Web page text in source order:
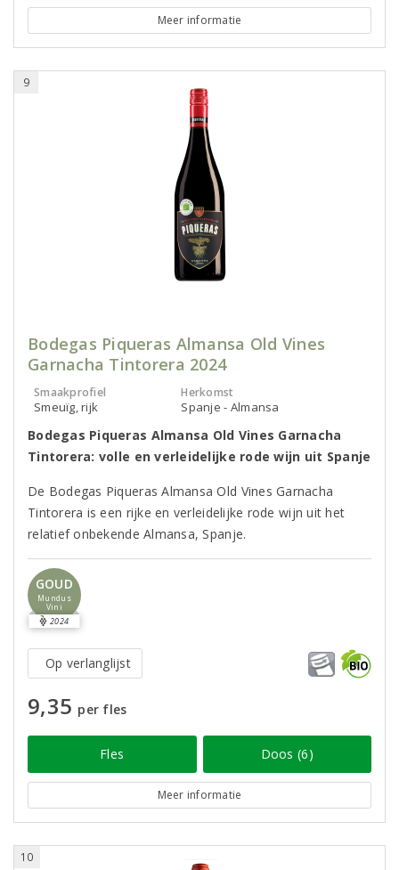
Meer informatie
9
Bodegas Piqueras Almansa Old Vines
Garnacha Tintorera 2024
Smaakprofiel
Smeuïg, rijk
Herkomst
Spanje - Almansa
Bodegas Piqueras Almansa Old Vines Garnacha
Tintorera: volle en verleidelijke rode wijn uit Spanje
De Bodegas Piqueras Almansa Old Vines Garnacha
Tintorera is een rijke en verleidelijke rode wijn uit het
relatief onbekende Almansa, Spanje.
GOUD
Mundus
Vini
2024
Op verlanglijst
9,35 per fles
Fles Doos (6)
Meer informatie
10